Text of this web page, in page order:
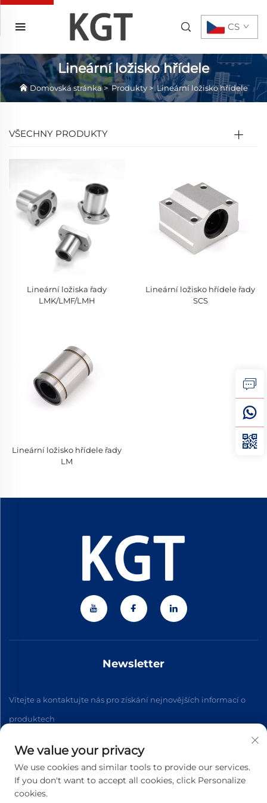
CS
Lineární ložisko hřídele
Domovská stránka>Produkty >Lineární ložisko hřídele
VŠECHNY PRODUKTY
Lineární ložiska řady
LMK/LMF/LMH
Lineární ložisko hřídele řady
SCS
Lineární ložisko hřídele řady
LM
Newsletter
Vítejte a kontaktujte nás pro získání nejnovějších informací o
produktech
We value your privacy
We use cookies and similar tools to provide our services.
If you don't want to accept all cookies, click Personalize
cookies.